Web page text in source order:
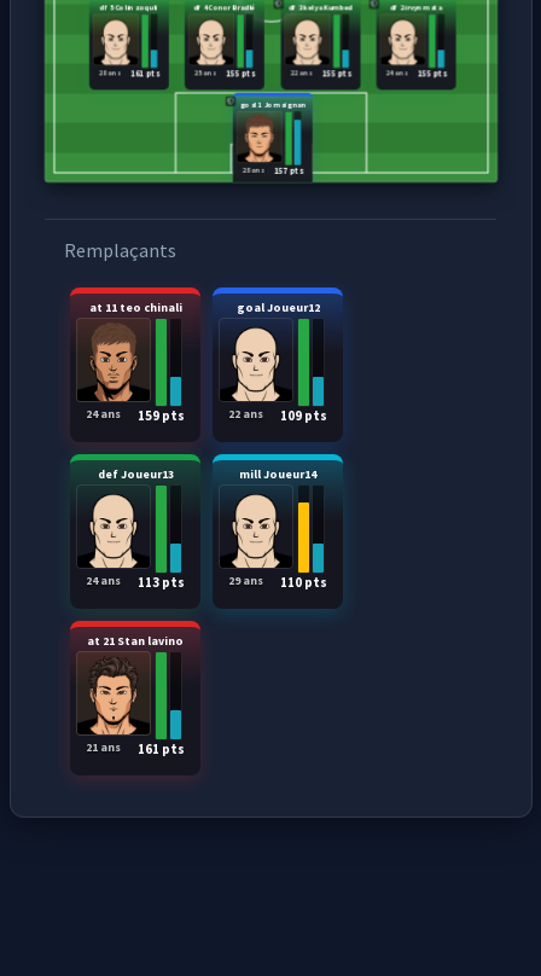
goal 1 Jo maignan
157 pts
28 ans
df 5 Colin zoquli
161 pts
28 ans
df 4 Conor Bradlé
155 pts
25 ans
df 3 kelya Kumbed
155 pts
22 ans
df 2 irvyn mata
155 pts
24 ans
Remplaçants
at 11 teo chinali
159 pts
24 ans
goal Joueur12
109 pts
22 ans
def Joueur13
113 pts
24 ans
mill Joueur14
110 pts
29 ans
at 21 Stan lavino
161 pts
21 ans